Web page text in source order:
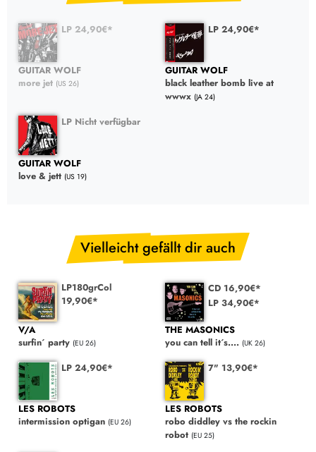
LP 24,90€*
GUITAR WOLF
more jet (US 26)
LP 24,90€*
GUITAR WOLF
black leather bomb live at
wwwx (JA 24)
LP Nicht verfügbar
GUITAR WOLF
love & jett (US 19)
Vielleicht gefällt dir auch
LP180grCol
19,90€*
V/A
surfin´ party (EU 26)
CD 16,90€*
LP 34,90€*
THE MASONICS
you can tell it´s.... (UK 26)
LP 24,90€*
LES ROBOTS
intermission optigan (EU 26)
7" 13,90€*
LES ROBOTS
robo diddley vs the rockin
robot (EU 25)